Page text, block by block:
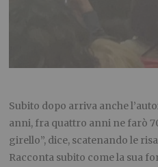
Subito dopo arriva anche
anni, fra quattro anni ne farò
girello”, dice, scatenando le
Racconta subito come la sua